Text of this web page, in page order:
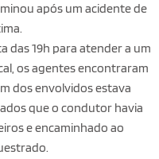
após um acidente de
das 19h para atender a um
os agentes encontraram
dos envolvidos estava
que o condutor havia
e encaminhado ao